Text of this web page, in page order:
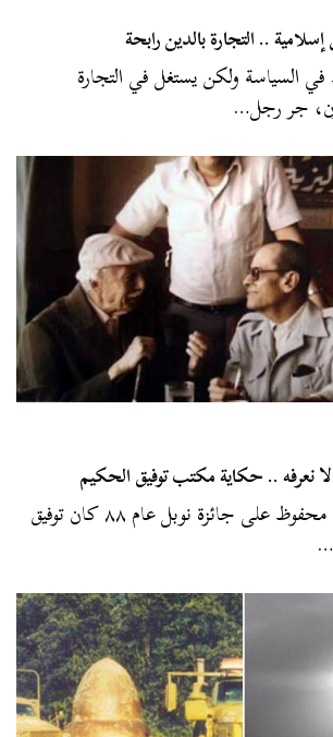
.. التجارة بالدين رابحة
السياسة ولكن يستغل في التجارة
جر رجل…
.. حكاية مكتب توفيق الحكيم
عقب حصول نجيب محفوظ على جائزة نوبل عام ٨٨ كان توفيق